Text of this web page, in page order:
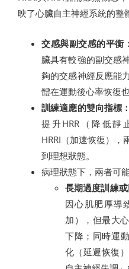
映了心臟自主神經系統的整
交感與副交感的平衡：
臟具有較強的副交感
夠的交感神經反應能
體在運動後心率恢復
訓練適應的雙向指標：
提升HRR（降低靜
HRRI（加速恢復），
到理想狀態。
病理狀態下，兩者可
長期過度訓練或
因心肌肥厚導
加），但最大
下降；同時運
化（延遲恢復